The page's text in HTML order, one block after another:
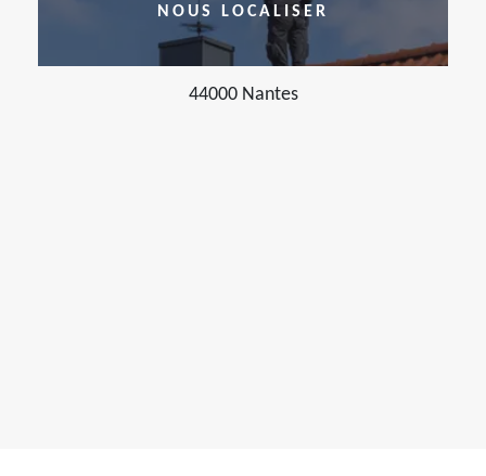
NOUS LOCALISER
44000 Nantes